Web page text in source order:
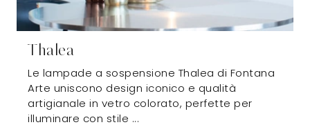
Thalea
Le lampade a sospensione Thalea di Fontana
Arte uniscono design iconico e qualità
artigianale in vetro colorato, perfette per
illuminare con stile ...